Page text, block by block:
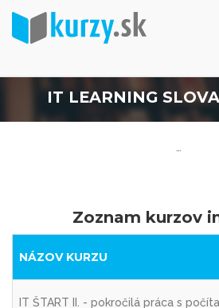
IT LEARNING
Zoznam kurzov
NÁZOV KURZU
IT ŠTART II. - pokročilá práca s